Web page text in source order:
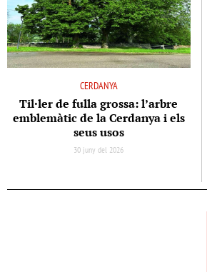
CERDANYA
Til·ler de fulla grossa: l’arbre
emblemàtic de la Cerdanya i els
seus usos
30 juny del 2026